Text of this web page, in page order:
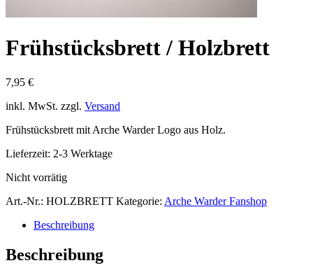
Frühstücksbrett / Holzbrett
7,95 €
inkl. MwSt. zzgl. Versand
Frühstücksbrett mit Arche Warder Logo aus Holz.
Lieferzeit: 2-3 Werktage
Nicht vorrätig
Art.-Nr.: HOLZBRETT Kategorie: Arche Warder Fanshop
Beschreibung
Beschreibung